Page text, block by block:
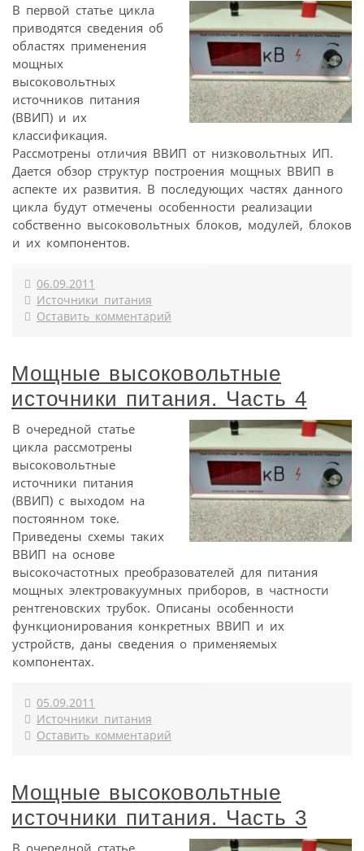
В первой статье цикла
приводятся сведения об
областях применения
мощных
высоковольтных
источников питания
(ВВИП) и их
классификация.
Рассмотрены отличия ВВИП от низковольтных ИП.
Дается обзор структур построения мощных ВВИП в
аспекте их развития. В последующих частях данного
цикла будут отмечены особенности реализации
собственно высоковольтных блоков, модулей, блоков
и их компонентов.
06.09.2011
Источники питания
Оставить комментарий
Мощные высоковольтные
источники питания. Часть 4
В очередной статье
цикла рассмотрены
высоковольтные
источники питания
(ВВИП) с выходом на
постоянном токе.
Приведены схемы таких
ВВИП на основе
высокочастотных преобразователей для питания
мощных электровакуумных приборов, в частности
рентгеновских трубок. Описаны особенности
функционирования конкретных ВВИП и их
устройств, даны сведения о применяемых
компонентах.
05.09.2011
Источники питания
Оставить комментарий
Мощные высоковольтные
источники питания. Часть 3
В очередной статье